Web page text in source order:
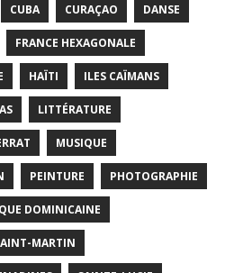
CUBA CURAÇAO DANSE
FRANCE HEXAGONALE
HAÏTI ILES CAÏMANS
LITTÉRATURE
MUSIQUE
PEINTURE PHOTOGRAPHIE
DOMINICAINE
MARTIN